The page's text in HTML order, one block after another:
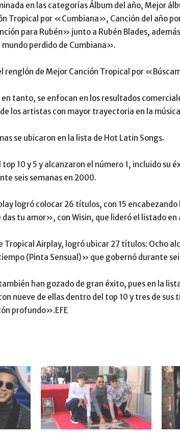
en las categorías Álbum del año, Mejor
Tropical por «Cumbiana», Canción del año
para Rubén» junto a Rubén Blades,
perdido de Cumbiana».
renglón de Mejor Canción Tropical por
tanto, se enfocan en los resultados
los artistas con mayor trayectoria en la
se ubicaron en la lista de Hot Latin Songs.
top 10 y 5 y alcanzaron el número 1, incluido
seis semanas en 2000.
logró colocar 26 títulos, con 15
tu amor», con Wisin, que lideró el listado en
Tropical Airplay, logró ubicar 27 títulos: Ocho
(Pinta Sensual)» que gobernó durante
han gozado de gran éxito, pues en la
nueve de ellas dentro del top 10 y tres de
profundo».EFE